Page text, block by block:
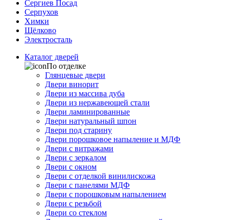
Сергиев Посад
Серпухов
Химки
Щёлково
Электросталь
Каталог дверей
По отделке
Глянцевые двери
Двери винорит
Двери из массива дуба
Двери из нержавеющей стали
Двери ламинированные
Двери натуральный шпон
Двери под старину
Двери порошковое напыление и МДФ
Двери с витражами
Двери с зеркалом
Двери с окном
Двери с отделкой винилискожа
Двери с панелями МДФ
Двери с порошковым напылением
Двери с резьбой
Двери со стеклом